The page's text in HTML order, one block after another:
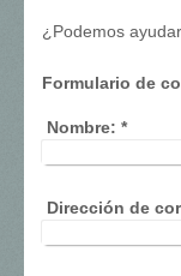
¿Podemos
Formulario de
Nombre: *
Dirección de